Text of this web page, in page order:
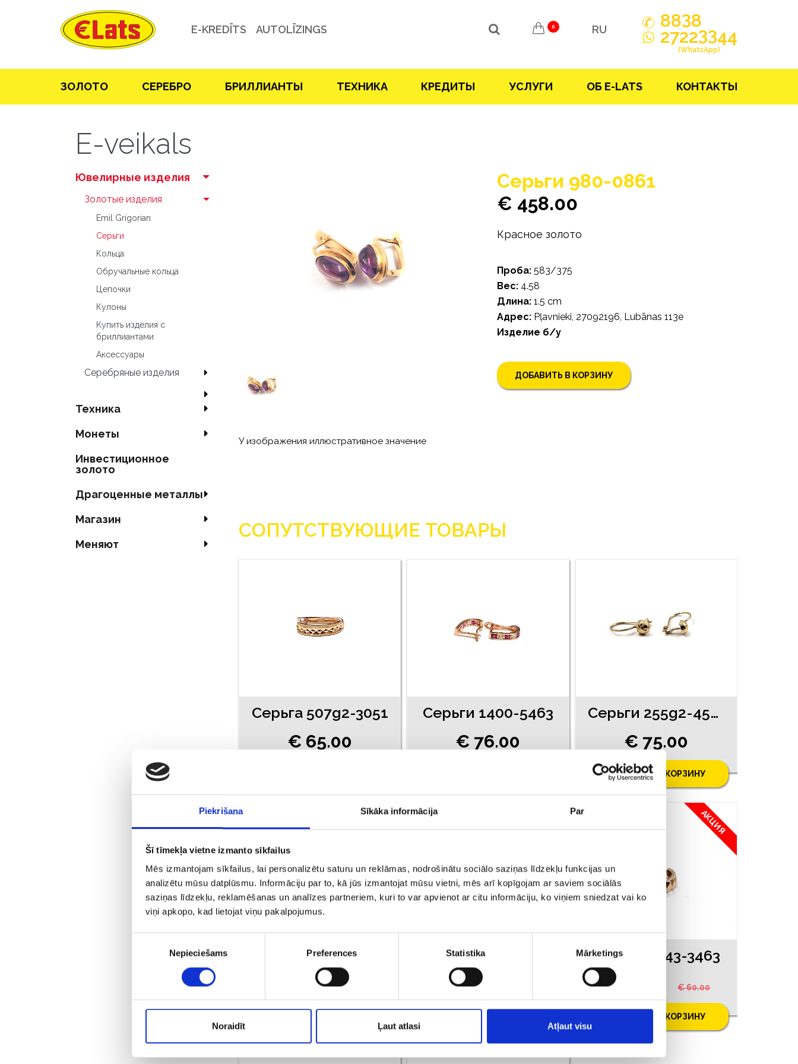
Piekrišana Sīkāka informācija Par
Šī tīmekļa vietne izmanto sīkfailus
Mēs izmantojam sīkfailus, lai personalizētu saturu un reklāmas, nodrošinātu sociālo saziņas līdzekļu funkcijas un
analizētu mūsu datplūsmu. Informāciju par to, kā jūs izmantojat mūsu vietni, mēs arī kopīgojam ar saviem sociālās
saziņas līdzekļu, reklamēšanas un analīzes partneriem, kuri to var apvienot ar citu informāciju, ko viņiem sniedzat vai ko
viņi apkopo, kad lietojat viņu pakalpojumus.
Nepieciešams Preferences Statistika Mārketings
Noraidīt Ļaut atlasi Atļaut visu
E-KREDĪTS AUTOLĪZINGS 0 RU 8838
27223344
(WhatsApp)
ЗOЛOТO СЕРЕБРO БРИЛЛИАНТЫ ТЕХНИКА КРЕДИТЫ УСЛУГИ ОБ E-LATS КОНТАКТЫ
E-veikals
Ювелирные изделия
Зoлoтые изделия
Emil Grigorian
Серьги
Кольца
Oбручальные кольца
Цепочки
Кулоны
Kупить изделия c
бриллиантами
Аксесcуары
Серебряные изделия
Техника
Mонеты
Инвестиционное
золото
Драгоценные металлы
Магазин
Меняют
У изображения иллюстративное значение
Серьги 980-0861
€ 458.00
Красное золото
Проба: 583/375
Bес: 4.58
Длина: 1.5 cm
Адрес: Pļavnieki, 27092196, Lubānas 113e
Изделие б/у
ДОБАВИТЬ В КОРЗИНУ
СОПУТСТВУЮЩИЕ ТОВАРЫ
Серьгa 507g2-3051
€ 65.00
Cерьги 1400-5463
€ 76.00
Cерьги 255g2-4561
€ 75.00
ДОБАВИТЬ В КОРЗИНУ
Cерьги 1632-3463
€ 50.00
Серьги 2140-0763
€ 88.20
АКЦИЯ
Серьга 2443-3463
€ 47.00€ 60.00
ДОБАВИТЬ В КОРЗИНУ